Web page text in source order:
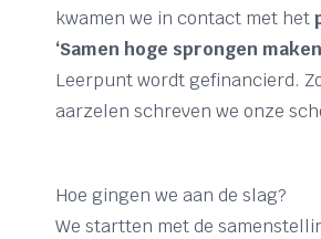
kwamen we in contact met het
‘Samen hoge sprongen
Leerpunt wordt gefinancierd.
aarzelen schreven we onze
Hoe gingen we aan de slag?
We startten met de